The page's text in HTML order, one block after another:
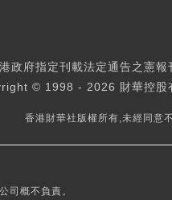
政府指定刊載法定通告之憲報
© 1998 - 2026 財華控股
香港財華社版權所有,未經同意
司概不負責。